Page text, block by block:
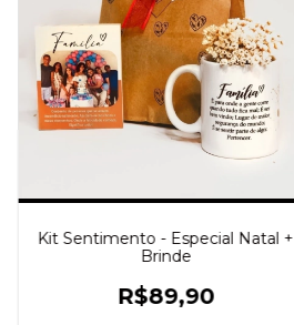
Kit Sentimento - Especial Natal +
Brinde
R$89,90